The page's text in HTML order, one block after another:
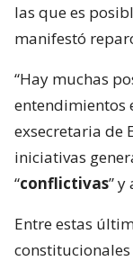
las que es
manifestó
“Hay muchas
entendimientos
exsecretaria de
iniciativas
“conflictivas”
Entre estas